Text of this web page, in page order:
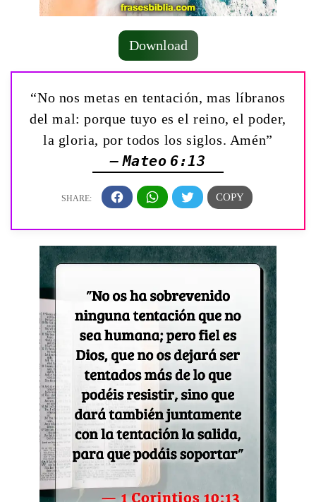
Download
“No nos metas en tentación, mas líbranos
del mal: porque tuyo es el reino, el poder,
la gloria, por todos los siglos. Amén”
— Mateo 6:13